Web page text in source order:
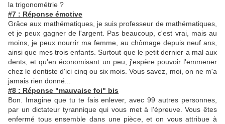
la trigonométrie ?
#7 : Réponse émotive
Grâce aux mathématiques, je suis professeur de mathématiques,
et je peux gagner de l'argent. Pas beaucoup, c'est vrai, mais au
moins, je peux nourrir ma femme, au chômage depuis neuf ans,
ainsi que mes trois enfants. Surtout que le petit dernier a mal aux
dents, et qu'en économisant un peu, j'espère pouvoir l'emmener
chez le dentiste d'ici cinq ou six mois. Vous savez, moi, on ne m'a
jamais rien donné...
#8 : Réponse "mauvaise foi" bis
Bon. Imagine que tu te fais enlever, avec 99 autres personnes,
par un dictateur tyrannique qui vous met à l'épreuve. Vous êtes
enfermé tous ensemble dans une pièce, et on vous attribue à